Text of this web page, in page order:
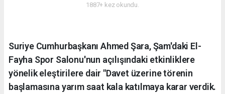
1887+ kez okundu.
Suriye Cumhurbaşkanı Ahmed Şara, Şam'daki El-
Fayha Spor Salonu'nun açılışındaki etkinliklere
yönelik eleştirilere dair "Davet üzerine törenin
başlamasına yarım saat kala katılmaya karar verdik.